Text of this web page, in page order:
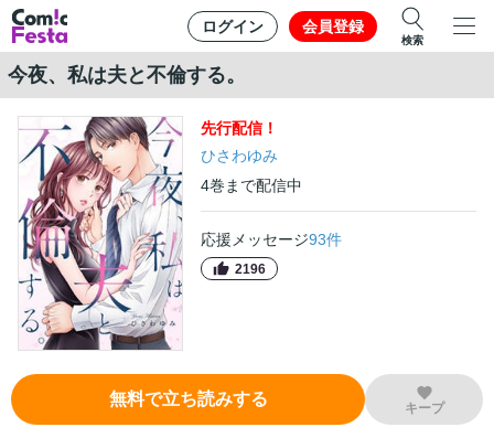
ログイン 会員登録
検索
今夜、私は夫と不倫する。
先行配信！
ひさわゆみ
4巻 まで配信中
応援メッセージ93件
2196
無料で立ち読みする キープ